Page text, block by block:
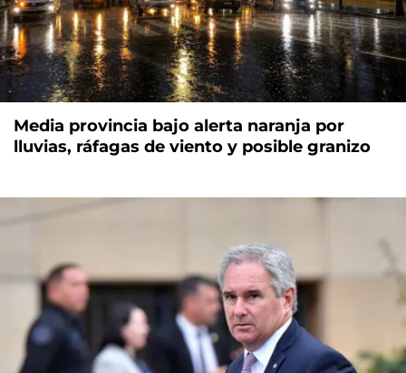
Media provincia bajo alerta naranja por
lluvias, ráfagas de viento y posible granizo